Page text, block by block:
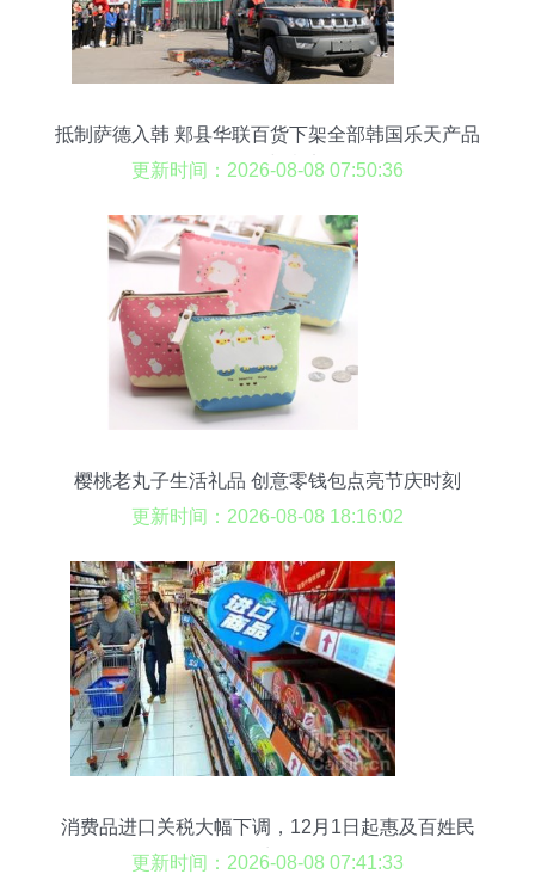
抵制萨德入韩 郏县华联百货下架全部韩国乐天产品
的行动与意义
更新时间：2026-08-08 07:50:36
樱桃老丸子生活礼品 创意零钱包点亮节庆时刻
更新时间：2026-08-08 18:16:02
消费品进口关税大幅下调，12月1日起惠及百姓民
生
更新时间：2026-08-08 07:41:33